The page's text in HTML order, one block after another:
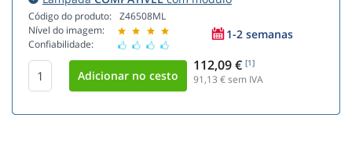
Código do produto:
Nível do imagem:
Confiabilidade:
Z46508ML
1-2 semanas
112,09 € [1]
91,13 € sem IVA